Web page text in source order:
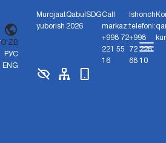
O'ZB
РУС
ENG
Murojaat
yuborish
Qabul
2026
SDGCall
markaz:
+998 72
221 55
16
Ishonch
telefoni:
+998
72 226
68 10